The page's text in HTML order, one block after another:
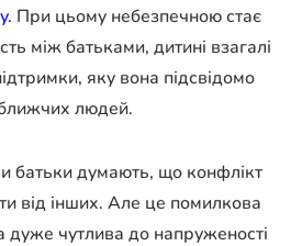
При цьому небезпечною стає
між батьками, дитині взагалі
яку вона підсвідомо
людей.
батьки думають, що конфлікт
від інших. Але це помилкова
дуже чутлива до напруженості